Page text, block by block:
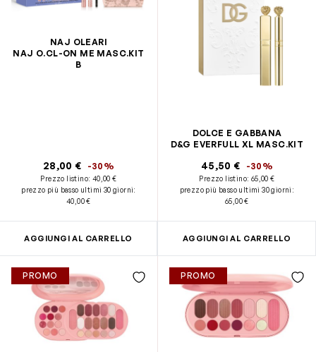
NAJ OLEARI
NAJ O.CL-ON ME MASC.KIT
B
28,00 € -30%
Prezzo listino: 40,00 €
prezzo più basso ultimi 30 giorni:
40,00 €
AGGIUNGI AL CARRELLO
DOLCE E GABBANA
D&G EVERFULL XL MASC.KIT
45,50 € -30%
Prezzo listino: 65,00 €
prezzo più basso ultimi 30 giorni :
65,00 €
AGGIUNGI AL CARRELLO
PROMO PROMO